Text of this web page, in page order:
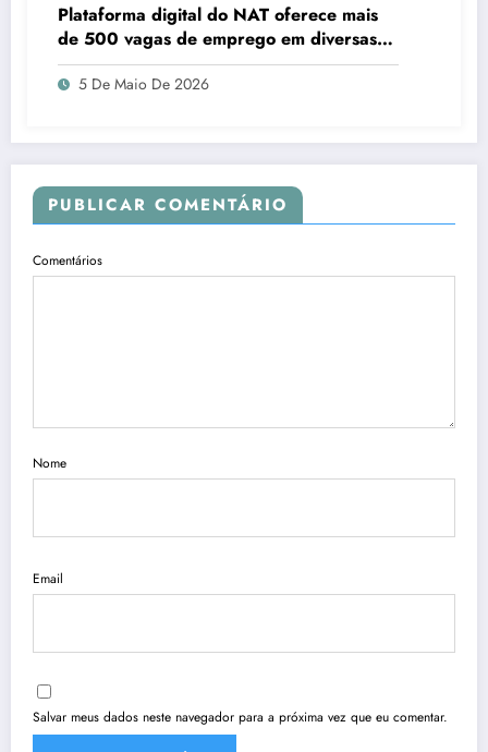
Plataforma digital do NAT oferece mais
de 500 vagas de emprego em diversas
áreas em Sergipe
5 De Maio De 2026
PUBLICAR COMENTÁRIO
Comentários
Nome
Email
Salvar meus dados neste navegador para a próxima vez que eu comentar.